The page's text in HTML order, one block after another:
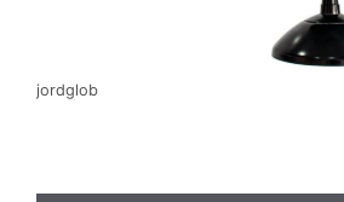
jordglob